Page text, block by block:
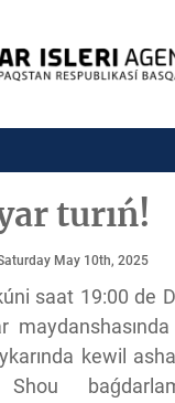
jaslar
turıń!
May 10th, 2025
saat 19:00 de
maydanshasında
kewil